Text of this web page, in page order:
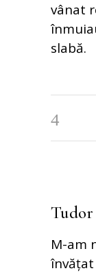
vânat
slabă.
Tudor
M-am
învățat